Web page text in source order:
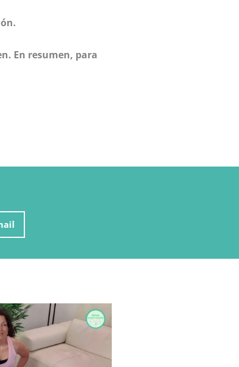
En resumen, para